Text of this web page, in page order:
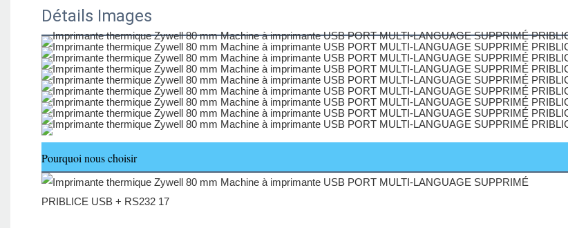
Détails Images
Pourquoi nous choisir